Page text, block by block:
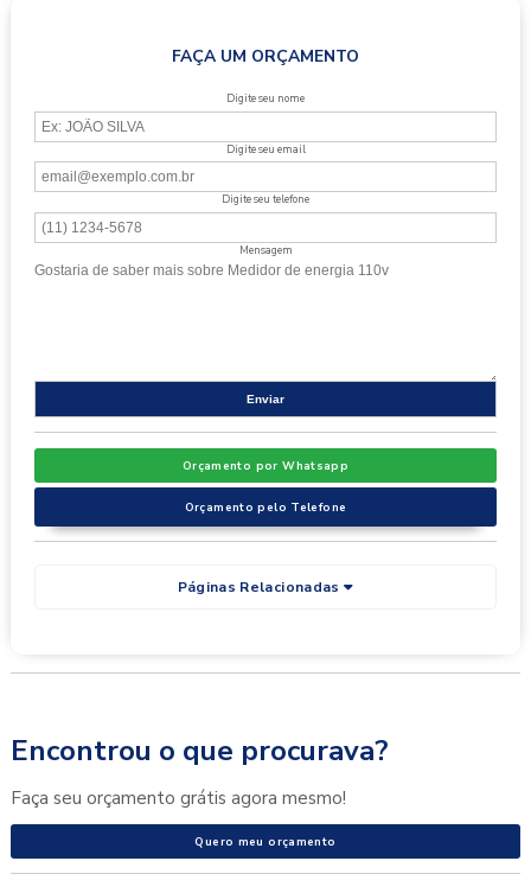
FAÇA UM ORÇAMENTO
Digite seu nome
Digite seu email
Digite seu telefone
Mensagem
Orçamento por Whatsapp
Orçamento pelo Telefone
Páginas Relacionadas
Encontrou o que procurava?
Faça seu orçamento grátis agora mesmo!
Quero meu orçamento